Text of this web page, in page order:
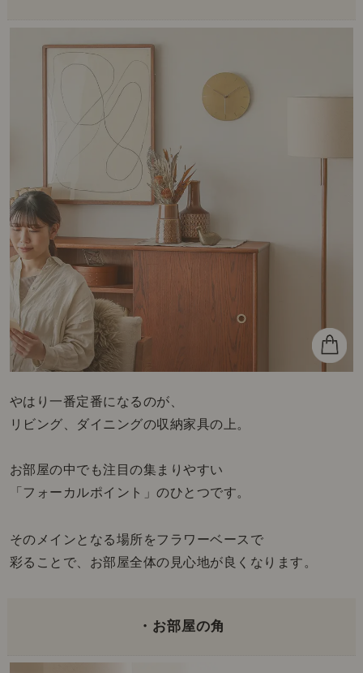
やはり一番定番になるのが、
リビング、ダイニングの収納家具の上。
お部屋の中でも注目の集まりやすい
「フォーカルポイント」のひとつです。
そのメインとなる場所をフラワーベースで
彩ることで、お部屋全体の見心地が良くなります。
・お部屋の角